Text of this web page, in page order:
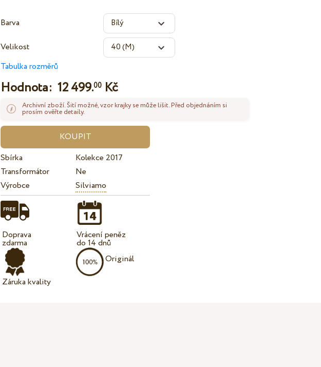
Barva
Velikost
Tabulka rozměrů
Hodnota:12 499.00 Kč
Archivní zboží. Šití možné, vzor krajky se může lišit. Před objednáním si
prosím ověřte detaily.
Sbírka
Kolekce 2017
Transformátor
Ne
Výrobce
Silviamo
Doprava
zdarma
Záruka kvality
Vrácení peněz
do 14 dnů
Originál